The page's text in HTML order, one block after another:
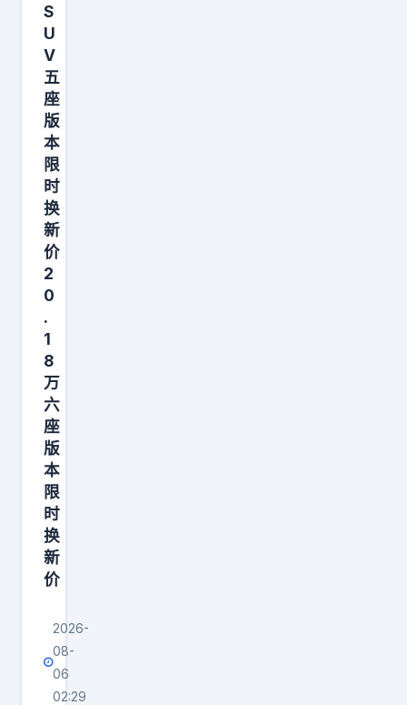
国
小
炒
肉
大
王
”
，
结
果
是
线
上
比
赛
评
S
U
V
五
座
版
本
限
时
换
新
价
2
0
.
1
8
万
六
座
版
本
限
时
换
新
价
2026-
08-
06
02:29